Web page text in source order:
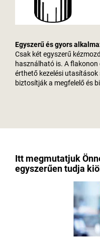
Egyszerű és gyors
Csak két egyszerű
használható is. A
érthető kezelési utasítások
biztosítják a megfelelő és
Itt megmutatjuk
egyszerűen tudja